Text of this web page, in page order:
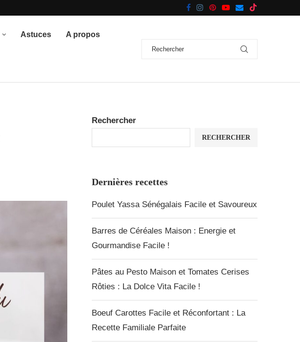
Astuces A propos
Rechercher
RECHERCHER
Dernières recettes
Poulet Yassa Sénégalais Facile et Savoureux
Barres de Céréales Maison : Energie et
Gourmandise Facile !
Pâtes au Pesto Maison et Tomates Cerises
Rôties : La Dolce Vita Facile !
Boeuf Carottes Facile et Réconfortant : La
Recette Familiale Parfaite